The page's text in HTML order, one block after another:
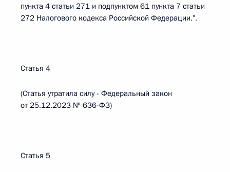
пункта 4 статьи 271 и подпунктом 61 пункта 7 статьи
272 Налогового кодекса Российской Федерации.".
Статья 4
(Статья утратила силу - Федеральный закон
от 25.12.2023 № 636-ФЗ)
Статья 5